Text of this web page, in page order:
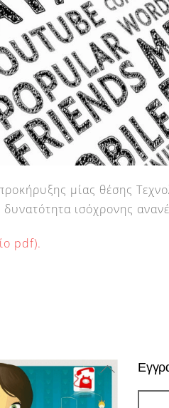
μίας θέσης
δυνατότητα ισόχρονης
pdf).
Back